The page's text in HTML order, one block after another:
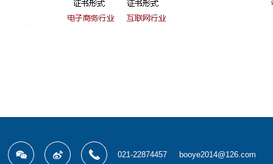
021-22874457 booye2014@126.com